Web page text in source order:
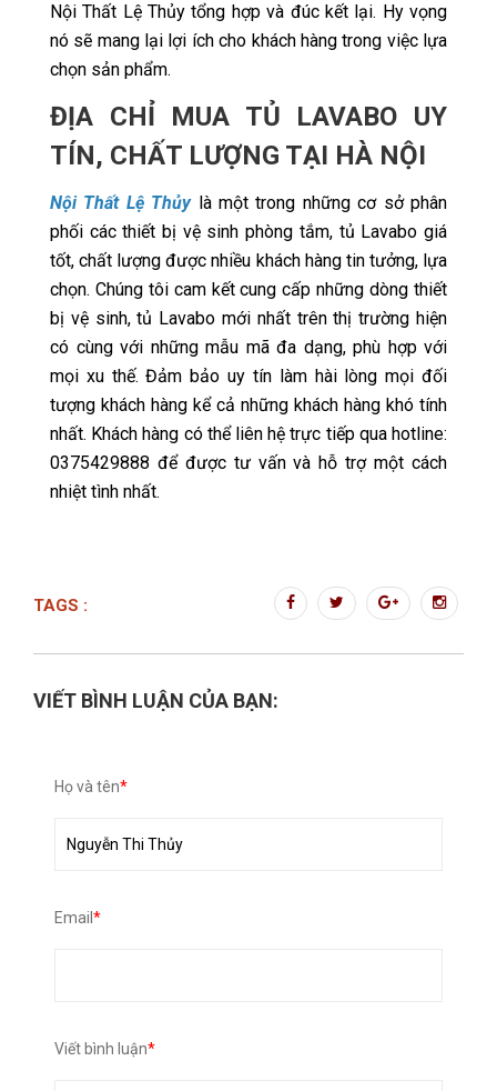
Nội Thất Lệ Thủy tổng hợp và đúc kết lại. Hy vọng
nó sẽ mang lại lợi ích cho khách hàng trong việc lựa
chọn sản phẩm.
ĐỊA CHỈ MUA TỦ LAVABO UY
TÍN, CHẤT LƯỢNG TẠI HÀ NỘI
Nội Thất Lệ Thủylà một trong những cơ sở phân
phối các thiết bị vệ sinh phòng tắm, tủ Lavabo giá
tốt, chất lượng được nhiều khách hàng tin tưởng, lựa
chọn. Chúng tôi cam kết cung cấp những dòng thiết
bị vệ sinh, tủ Lavabo mới nhất trên thị trường hiện
có cùng với những mẫu mã đa dạng, phù hợp với
mọi xu thế. Đảm bảo uy tín làm hài lòng mọi đối
tượng khách hàng kể cả những khách hàng khó tính
nhất. Khách hàng có thể liên hệ trực tiếp qua hotline:
0375429888 để được tư vấn và hỗ trợ một cách
nhiệt tình nhất.
TAGS :
VIẾT BÌNH LUẬN CỦA BẠN:
Họ và tên*
Email*
Viết bình luận*